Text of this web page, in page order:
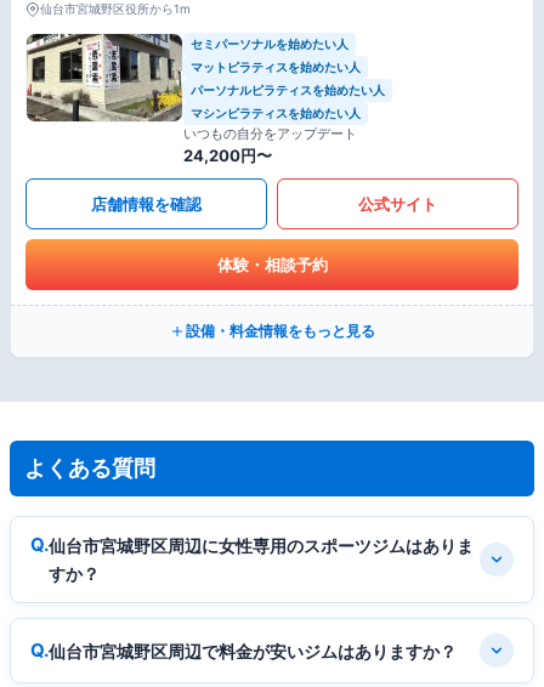
仙台市宮城野区役所から1m
セミパーソナルを始めたい人
マットピラティスを始めたい人
パーソナルピラティスを始めたい人
マシンピラティスを始めたい人
いつもの自分をアップデート
24,200円〜
店舗情報を確認 公式サイト
体験・相談予約
設備・料金情報をもっと見る
よくある質問
仙台市宮城野区周辺に女性専用のスポーツジムはありま
すか？
仙台市宮城野区周辺で料金が安いジムはありますか？